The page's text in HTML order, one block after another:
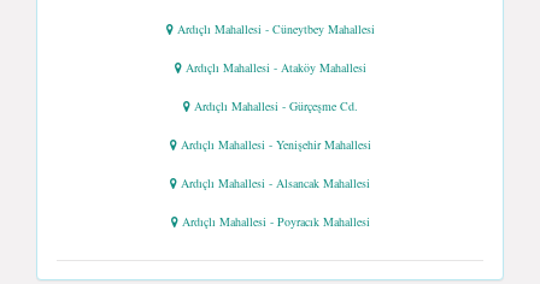
Ardıçlı Mahallesi - Cüneytbey Mahallesi
Ardıçlı Mahallesi - Ataköy Mahallesi
Ardıçlı Mahallesi - Gürçeşme Cd.
Ardıçlı Mahallesi - Yenişehir Mahallesi
Ardıçlı Mahallesi - Alsancak Mahallesi
Ardıçlı Mahallesi - Poyracık Mahallesi